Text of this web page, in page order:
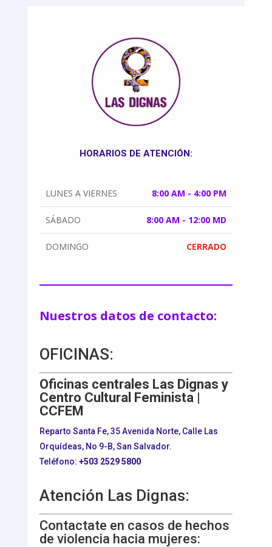
HORARIOS DE ATENCIÓN:
LUNES A VIERNES 8:00 AM - 4:00 PM
SÁBADO 8:00 AM - 12:00 MD
DOMINGO CERRADO
Nuestros datos de contacto:
OFICINAS:
Oficinas centrales Las Dignas y
Centro Cultural Feminista |
CCFEM
Reparto Santa Fe, 35 Avenida Norte, Calle Las
Orquídeas, No 9-B, San Salvador.
Teléfono: +503 2529 5800
Atención Las Dignas:
Contactate en casos de hechos
de violencia hacia mujeres: